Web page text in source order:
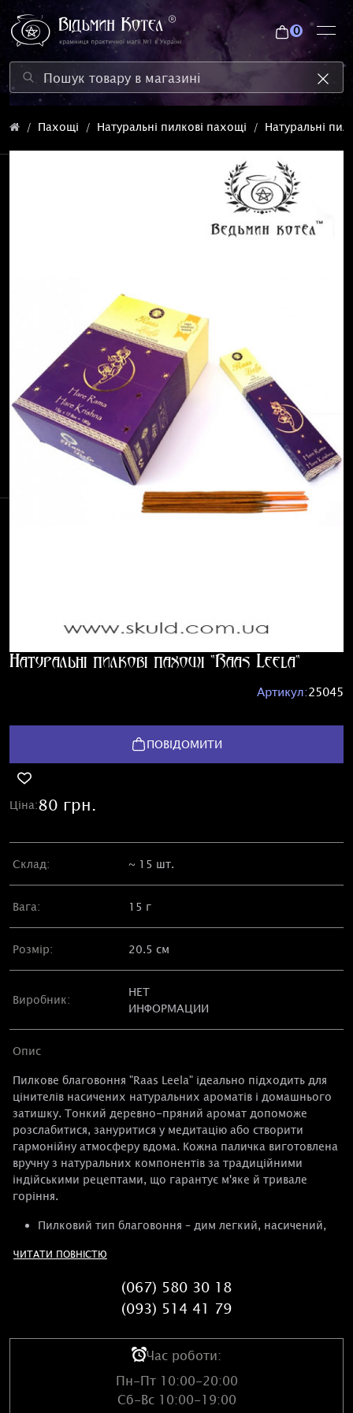
0
Пахощі Натуральні пилкові пахощі Натуральні
Натуральні пилкові пахощі "Raas Leela"
Артикул:25045
ПОВІДОМИТИ
Ціна:80 грн.
Склад: ~ 15 шт.
Вага: 15 г
Розмір: 20.5 см
Виробник:
НЕТ
ИНФОРМАЦИИ
Опис
Пилкове благовоння "Raas Leela" ідеально підходить для
цінителів насичених натуральних ароматів і домашнього
затишку. Тонкий деревно-пряний аромат допоможе
розслабитися, зануритися у медитацію або створити
гармонійну атмосферу вдома. Кожна паличка виготовлена
вручну з натуральних компонентів за традиційними
індійськими рецептами, що гарантує м'яке й тривале
горіння.
Пилковий тип благовоння – дим легкий, насичений,
Стильна коробка з мотивами Кришни – чудовий
Ідеально підходить для занять йогою, медитаціями,
духовними практиками та ароматизації приміщення.
ніжною енергією та приємним ароматом.
спокою й натхнення, додати оселі східного шарму та
внести у повсякденність нотку містики.
ЧИТАТИ ПОВНІСТЮ
(067) 580 30 18
(093) 514 41 79
Час роботи:
Пн-Пт 10:00-20:00
Сб-Вс 10:00-19:00